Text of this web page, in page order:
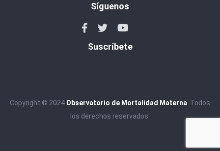
Síguenos
Suscríbete
Copyright © 2024 Observatorio de Mortalidad Materna . Todos
los derechos reservados.